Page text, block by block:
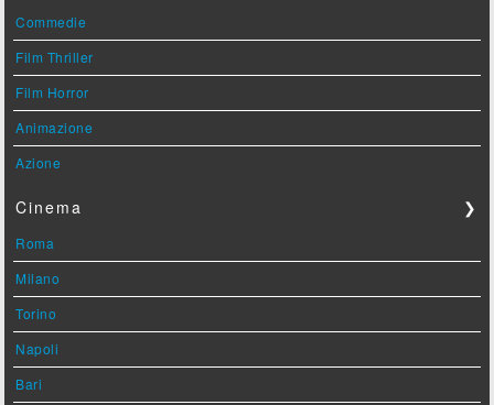
Commedie
Film Thriller
Film Horror
Animazione
Azione
Cinema ❯
Roma
Milano
Torino
Napoli
Bari